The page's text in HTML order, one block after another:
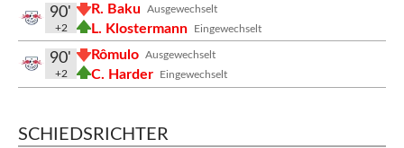
Ausgewechselt
R. Baku
Eingewechselt
L. Klostermann
90'
+2
Ausgewechselt
Rômulo
Eingewechselt
C. Harder
90'
+2
SCHIEDSRICHTER